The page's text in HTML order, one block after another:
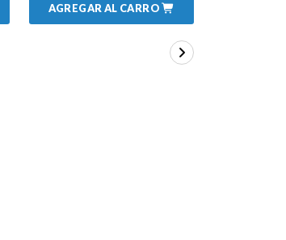
AGREGAR AL CARRO